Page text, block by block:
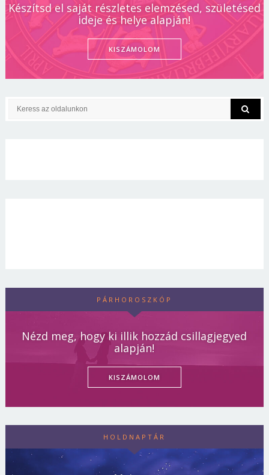
Készítsd el saját részletes elemzésed, születésed
ideje és helye alapján!
KISZÁMOLOM
PÁRHOROSZKÓP
Nézd meg, hogy ki illik hozzád csillagjegyed
alapján!
KISZÁMOLOM
HOLDNAPTÁR